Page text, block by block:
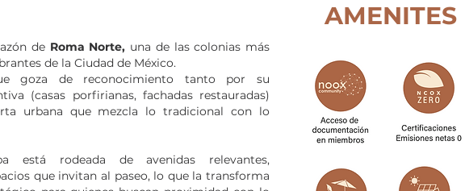
AMENITES
de Roma Norte, una de las colonias más
de la Ciudad de México.
goza de reconocimiento tanto por su
(casas porfirianas, fachadas restauradas)
urbana que mezcla lo tradicional con lo
está rodeada de avenidas relevantes,
que invitan al paseo, lo que la transforma